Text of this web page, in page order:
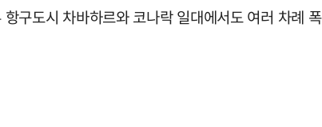
구도시 차바하르와 코나락 일대에서도 여러 차례